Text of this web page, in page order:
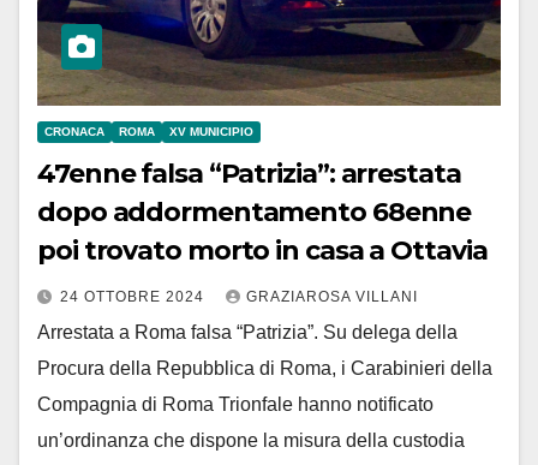
CRONACA ROMA XV MUNICIPIO
47enne falsa “Patrizia”: arrestata
dopo addormentamento 68enne
poi trovato morto in casa a Ottavia
24 OTTOBRE 2024 GRAZIAROSA VILLANI
Arrestata a Roma falsa “Patrizia”. Su delega della
Procura della Repubblica di Roma, i Carabinieri della
Compagnia di Roma Trionfale hanno notificato
un’ordinanza che dispone la misura della custodia